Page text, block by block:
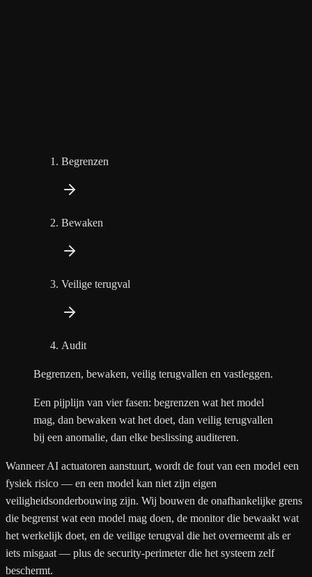
Begrenzen
Bewaken
Veilige terugval
Audit
Begrenzen, bewaken, veilig terugvallen en vastleggen.
Een pijplijn van vier fasen: begrenzen wat het model
mag, dan bewaken wat het doet, dan veilig terugvallen
bij een anomalie, dan elke beslissing auditeren.
Wanneer AI actuatoren aanstuurt, wordt de fout van een model een
fysiek risico — en een model kan niet zijn eigen
veiligheidsonderbouwing zijn. Wij bouwen de onafhankelijke grens
die begrenst wat een model mag doen, de monitor die bewaakt wat
het werkelijk doet, en de veilige terugval die het overneemt als er
iets misgaat — plus de security-perimeter die het systeem zelf
beschermt.